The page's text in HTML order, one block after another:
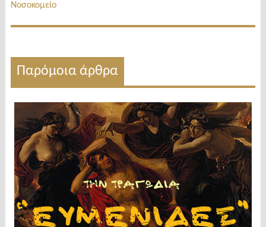
Νοσοκομείο
Παρόμοια άρθρα